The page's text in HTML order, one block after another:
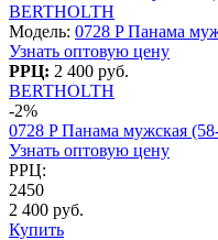
BERTHOLTH
Модель: 0728 P Панама
Узнать оптовую цену
РРЦ: 2 400 руб.
BERTHOLTH
-2%
0728 P Панама мужская
Узнать оптовую цену
РРЦ:
2450
2 400 руб.
Купить